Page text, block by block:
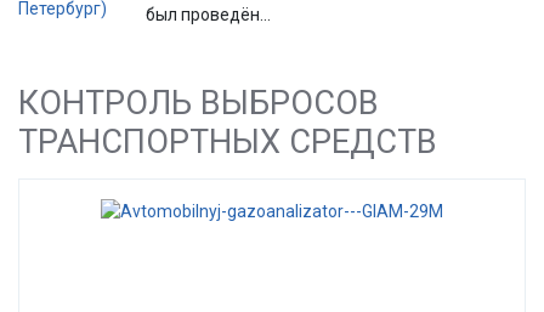
был проведён...
КОНТРОЛЬ ВЫБРОСОВ
ТРАНСПОРТНЫХ СРЕДСТВ